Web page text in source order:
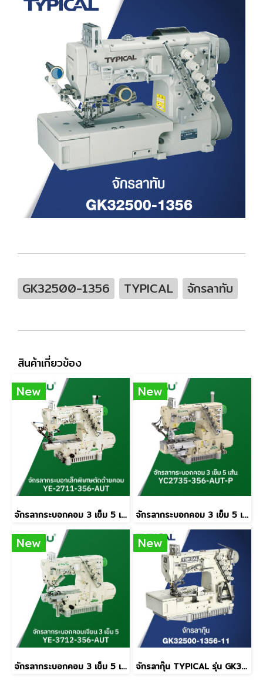
GK32500-1356 TYPICAL จักรลาทับ
สินค้าเกี่ยวข้อง
New
จักรลากระบอกคอม 3 เข็ม 5 เส้น ISAMU รุ่น YE2711-356-AUT
New
จักรลากระบอกคอม 3 เข็ม 5 เส้น ISAMU YC2735-356-AUT-P
New
จักรลากระบอกคอม 3 เข็ม 5 เส้น ISAMU รุ่น YE3712-356-AUT
New
จักรลากุ๊น TYPICAL รุ่น GK32500-1356-11